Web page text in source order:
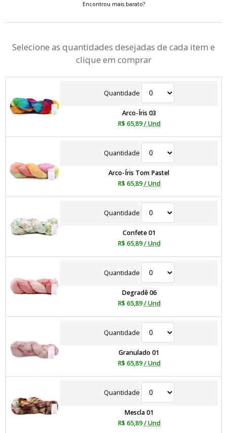
Encontrou mais barato?
Selecione as quantidades desejadas de cada item e
clique em comprar
Quantidade
Arco-Íris 03
R$ 65,89 / Und
Quantidade
Arco-Íris Tom Pastel
R$ 65,89 / Und
Quantidade
Confete 01
R$ 65,89 / Und
Quantidade
Degradê 06
R$ 65,89 / Und
Quantidade
Granulado 01
R$ 65,89 / Und
Quantidade
Mescla 01
R$ 65,89 / Und